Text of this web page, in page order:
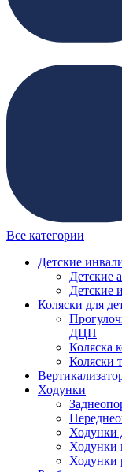
Все категории
Детские
Детские
Детские
Коляски для
ДЦП
Коляска
Коляски
Ходунки
Ходунки
Ходунки
Ходунки